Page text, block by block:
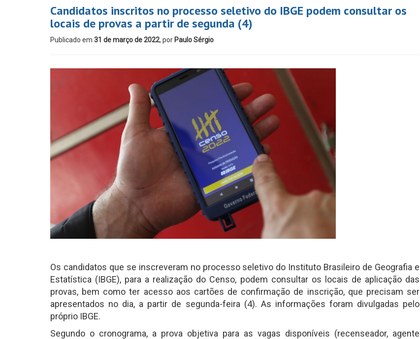
Candidatos inscritos no processo seletivo do IBGE podem consultar os
locais de provas a partir de segunda (4)
Publicado em 31 de março de 2022, por Paulo Sérgio
Os candidatos que se inscreveram no processo seletivo do Instituto Brasileiro de Geografia e
Estatística (IBGE), para a realização do Censo, podem consultar os locais de aplicação das
provas, bem como ter acesso aos cartões de confirmação de inscrição, que precisam ser
apresentados no dia, a partir de segunda-feira (4). As informações foram divulgadas pelo
próprio IBGE.
Segundo o cronograma, a prova objetiva para as vagas disponíveis (recenseador, agente